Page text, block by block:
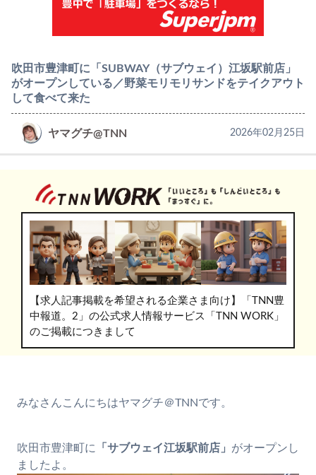
吹田市豊津町に「SUBWAY（サブウェイ）江坂駅前店」
がオープンしている／野菜モリモリサンドをテイクアウト
して食べて来た
ヤマグチ@TNN 2026年02月25日
【求人記事掲載を希望される企業さま向け】「TNN豊
中報道。2」の公式求人情報サービス「TNN WORK」
のご掲載につきまして
みなさんこんにちはヤマグチ＠TNNです。
吹田市豊津町に 「サブウェイ江坂駅前店」 がオープンし
ましたよ。